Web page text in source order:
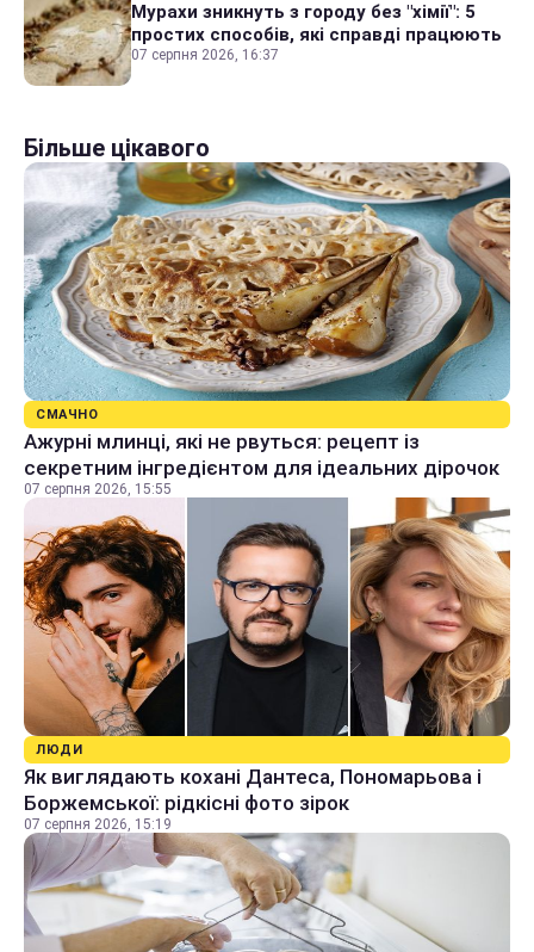
Мурахи зникнуть з городу без "хімії": 5
простих способів, які справді працюють
07 серпня 2026, 16:37
Більше цікавого
СМАЧНО
Ажурні млинці, які не рвуться: рецепт із
секретним інгредієнтом для ідеальних дірочок
07 серпня 2026, 15:55
ЛЮДИ
Як виглядають кохані Дантеса, Пономарьова і
Боржемської: рідкісні фото зірок
07 серпня 2026, 15:19